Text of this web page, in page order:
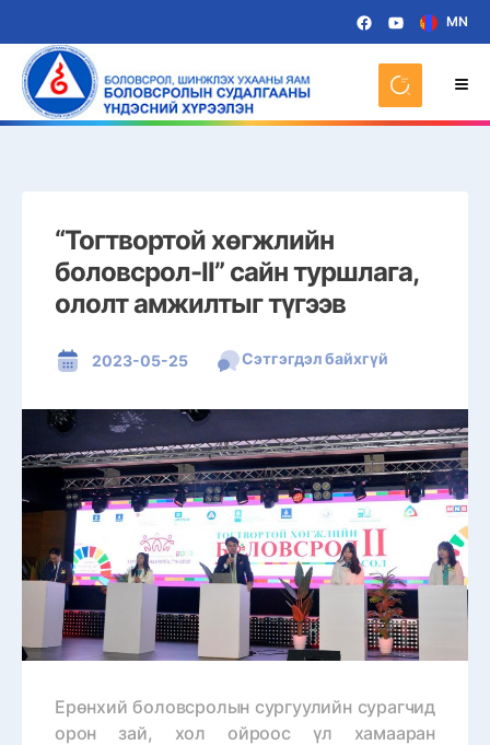
MN
“Тогтвортой хөгжлийн
боловсрол-II” сайн туршлага,
ололт амжилтыг түгээв
2023-05-25 Сэтгэгдэл байхгүй
Ерөнхий боловсролын сургуулийн сурагчид
орон зай, хол ойроос үл хамааран